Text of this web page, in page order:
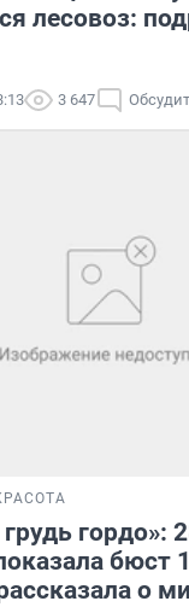
лесовоз:
3 647
гордо»:
бюст
о